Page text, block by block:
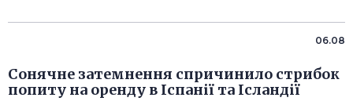
06.08
Сонячне затемнення спричинило стрибок
попиту на оренду в Іспанії та Ісландії